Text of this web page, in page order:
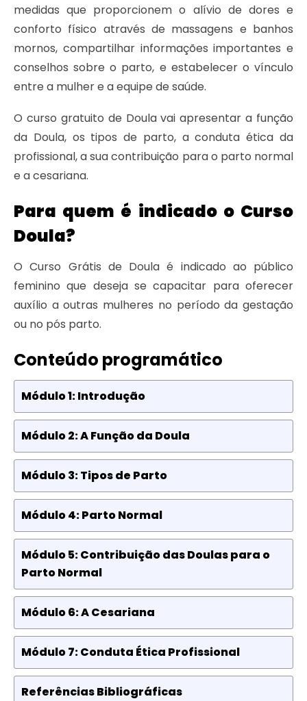
medidas que proporcionem o alívio de dores e
conforto físico através de massagens e banhos
mornos, compartilhar informações importantes e
conselhos sobre o parto, e estabelecer o vínculo
entre a mulher e a equipe de saúde.
O curso gratuito de Doula vai apresentar a função
da Doula, os tipos de parto, a conduta ética da
profissional, a sua contribuição para o parto normal
e a cesariana.
Para quem é indicado o Curso
Doula?
O Curso Grátis de Doula é indicado ao público
feminino que deseja se capacitar para oferecer
auxílio a outras mulheres no período da gestação
ou no pós parto.
Conteúdo programático
Módulo 1: Introdução
Módulo 2: A Função da Doula
Módulo 3: Tipos de Parto
Módulo 4: Parto Normal
Módulo 5: Contribuição das Doulas para o
Parto Normal
Módulo 6: A Cesariana
Módulo 7: Conduta Ética Profissional
Referências Bibliográficas